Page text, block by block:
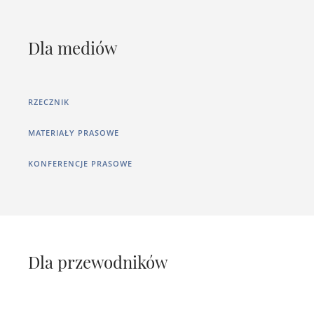
Dla mediów
RZECZNIK
MATERIAŁY PRASOWE
KONFERENCJE PRASOWE
Dla przewodników